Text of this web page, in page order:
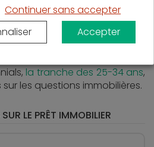
démontre, enfin, que
: achat d’une résidence
secondaire, et même
la tranche des 25-34 ans,
les questions immobilières.
LE PRÊT IMMOBILIER
Continuer sans accepter
Accepter